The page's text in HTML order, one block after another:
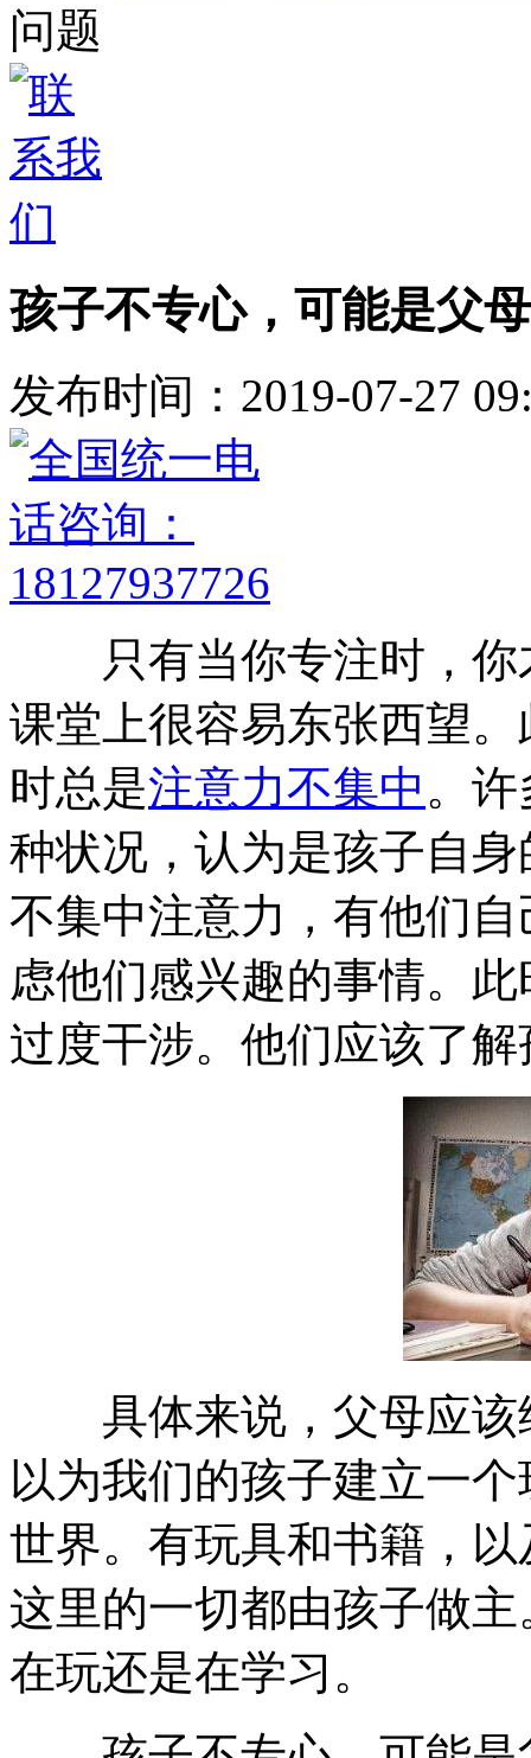
问题
孩子不专心，可能是父
发布时间：2019-07-27
只有当你专注时，你
课堂上很容易东张西望
时总是注意力不集中 。
种状况，认为是孩子自
不集中注意力，有他们
虑他们感兴趣的事情。
过度干涉。他们应该了
具体来说，父母应该
以为我们的孩子建立一
世界。有玩具和书籍，
这里的一切都由孩子做
在玩还是在学习。